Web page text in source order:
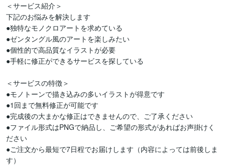
＜サービス紹介＞
下記のお悩みを解決します
●独特なモノクロアートを求めている
●ゼンタングル風のアートを楽しみたい
●個性的で高品質なイラストが必要
●手軽に修正ができるサービスを探している
＜サービスの特徴＞
●モノトーンで描き込みの多いイラストが得意です
●1回まで無料修正が可能です
●完成後の大まかな修正はできませんので、ご了承ください
●ファイル形式はPNGで納品し、ご希望の形式があればお声掛けく
ださい
●ご注文から最短で7日程でお届けします（内容によっては前後しま
す）